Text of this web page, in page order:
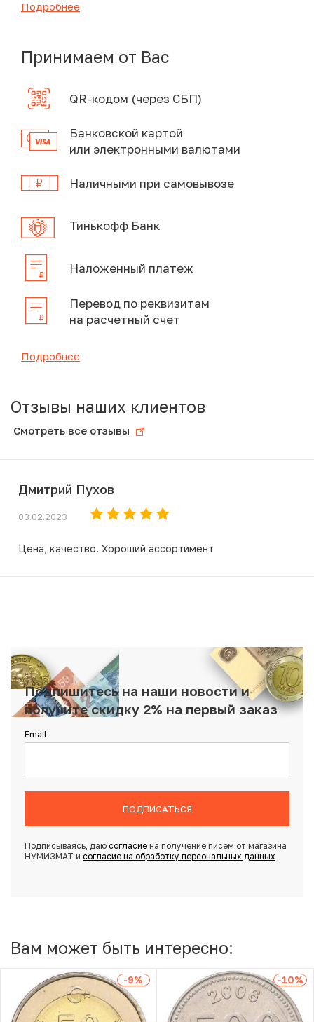
Подробнее
Принимаем от Вас
QR-кодом (через СБП)
Банковской картой
или электронными валютами
Наличными при самовывозе
Тинькофф Банк
Наложенный платеж
Перевод по реквизитам
на расчетный счет
Подробнее
Отзывы наших клиентов
Смотреть все отзывы
Дмитрий Пухов
03.02.2023
Цена, качество. Хороший ассортимент
Подпишитесь на наши новости и
получите скидку 2% на первый заказ
Email
ПОДПИСАТЬСЯ
Подписываясь, даю согласиена получение писем от магазина
НУМИЗМАТ и согласие на обработку персональных данных
Вам может быть интересно:
-9% -10%